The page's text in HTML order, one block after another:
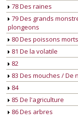
78 Des raines
79 Des grands
plongeons
80 Des poissons
81 De la volatile
82
83 Des mouches / De
84
85 De l'agriculture
86 Des arbres